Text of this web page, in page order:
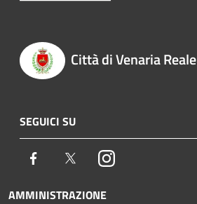
Città di Venaria Reale
SEGUICI SU
Facebook TwitterInstagram
AMMINISTRAZIONE